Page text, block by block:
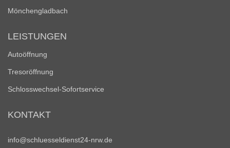
Mönchengladbach
LEISTUNGEN
Autoöffnung
Tresoröffnung
Schlosswechsel-Sofortservice
KONTAKT
info@schluesseldienst24-nrw.de